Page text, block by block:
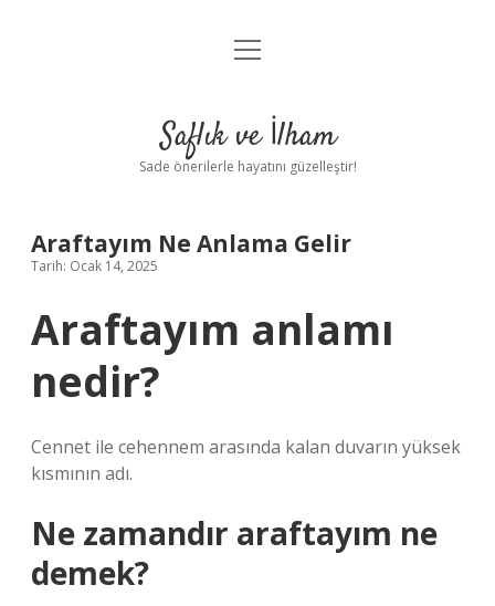
Anasayfa
Yasal Uyarı
menüyü
Saflık ve İlham
Sade önerilerle hayatını güzelleştir!
Araftayım Ne Anlama Gelir
Tarih: Ocak 14, 2025
Araftayım anlamı
nedir?
Cennet ile cehennem arasında kalan duvarın yüksek
kısmının adı.
Ne zamandır araftayım ne
demek?